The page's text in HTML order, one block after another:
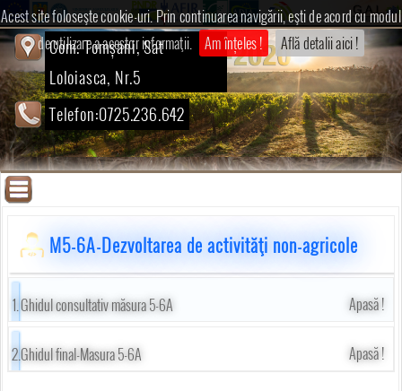
Acest site foloseşte cookie-uri. Prin continuarea navigării, eşti de acord cu modul
de utilizare a acestor informaţii. Am înțeles ! Află detalii aici !
Com. Tomșani, Sat
Loloiasca, Nr.5
Telefon:0725.236.642
M5-6A-Dezvoltarea de activităţi non-agricole
Ghidul consultativ măsura 5-6A Apasă !
Ghidul final-Masura 5-6A Apasă !